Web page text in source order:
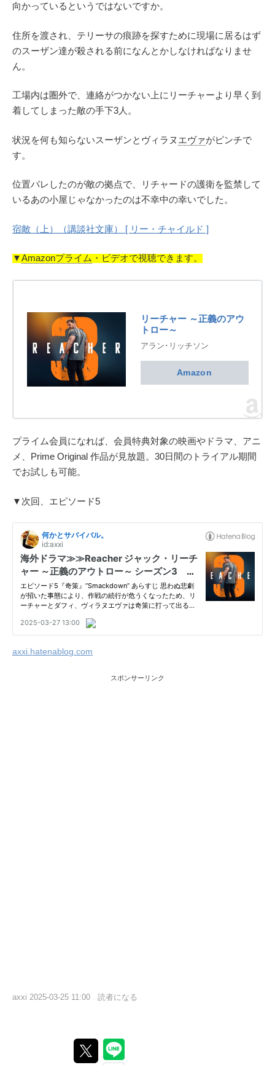
向かっているというではないですか。
住所を渡され、テリーサの痕跡を探すために現場に居るはず
のスーザン達が殺される前になんとかしなければなりませ
ん。
工場内は圏外で、連絡がつかない上にリーチャーより早く到
着してしまった敵の手下3人。
状況を何も知らないスーザンとヴィラヌ エヴァがピンチで
す。
位置バレしたのが敵の拠点で、リチャードの護衛を監禁して
いるあの小屋じゃなかったのは不幸中の幸いでした。
宿敵（上）（講談社文庫） [ リー・チャイルド ]
▼Amazonプライム ・ビデオで視聴できます。
リーチャー ～正義のアウ
トロー～
アラン･リッチソン
Amazon
プライム会員になれば、会員特典対象の映画やドラマ、アニ
メ、Prime Original 作品が見放題。30日間のトライアル期間
でお試しも可能。
▼次回、エピソード5
axxi.hatenablog.com
スポンサーリンク
axxi 2025-03-25 11:00 読者になる